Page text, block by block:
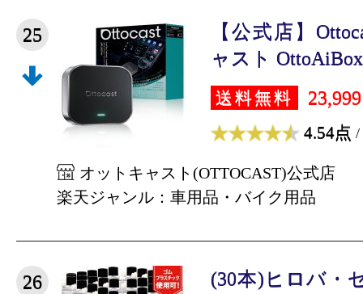
25
【公式店】
ャスト
送料無料
4.54点 /
オットキャスト(OTTOCAST)公式店
楽天ジャンル：車用品・バイク用品
26
(30本)ヒロバ・